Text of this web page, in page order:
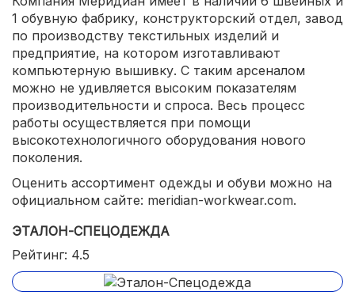
1 обувную фабрику, конструкторский отдел, завод
по производству текстильных изделий и
предприятие, на котором изготавливают
компьютерную вышивку. С таким арсеналом
можно не удивляется высоким показателям
производительности и спроса. Весь процесс
работы осуществляется при помощи
высокотехнологичного оборудования нового
поколения.
Оценить ассортимент одежды и обуви можно на
официальном сайте: meridian-workwear.com.
ЭТАЛОН-СПЕЦОДЕЖДА
Рейтинг: 4.5